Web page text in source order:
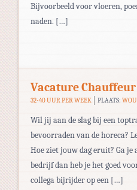
Bijvoorbeeld voor vloeren,
naden. […]
Vacature
32-40 UUR PER WEEK PLAATS:
Wil jij aan de slag bij een
bevoorraden van de horeca?
Hoe ziet jouw dag eruit? Ga
bedrijf dan heb je het goed
collega bijrijder op een […]